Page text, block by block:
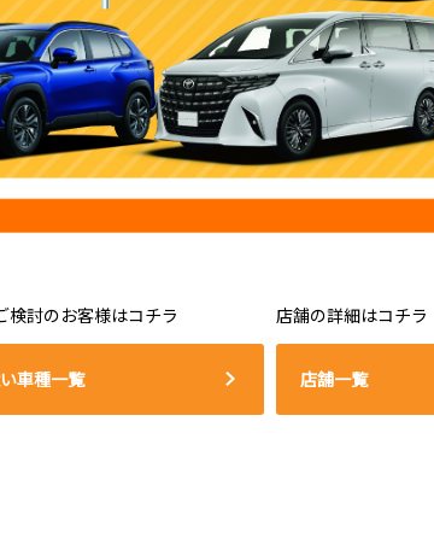
検討のお客様はコチラ
車種一覧
店舗の詳細はコチラ
店舗一覧